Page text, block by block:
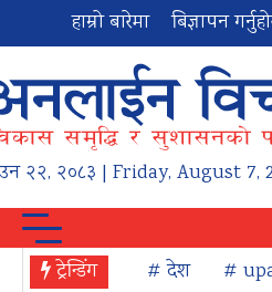
हाम्रो बारेमा बिज्ञापन
२२, २०८३ | Friday, August 7,
ट्रेन्डिंग # देश #